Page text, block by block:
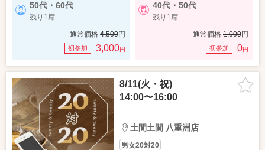
50代・60代
残り1席
通常価格 4,500円
初参加 3,000円
40代・50代
残り1席
通常価格 1,000円
初参加 0円
8/11(火・祝)
14:00〜16:00
土間土間 八重洲店
男女20対20